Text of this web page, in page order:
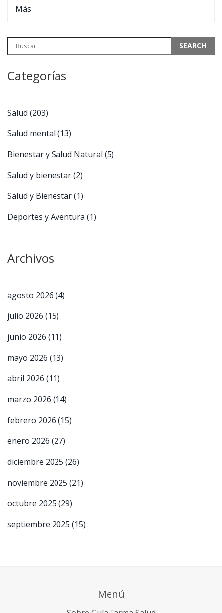
Más
Categorías
Salud (203)
Salud mental (13)
Bienestar y Salud Natural (5)
Salud y bienestar(2)
Salud y Bienestar(1)
Deportes y Aventura (1)
Archivos
agosto 2026 (4)
julio 2026 (15)
junio 2026 (11)
mayo 2026 (13)
abril 2026 (11)
marzo 2026 (14)
febrero 2026 (15)
enero 2026 (27)
diciembre 2025 (26)
noviembre 2025 (21)
octubre 2025 (29)
septiembre 2025 (15)
Menú